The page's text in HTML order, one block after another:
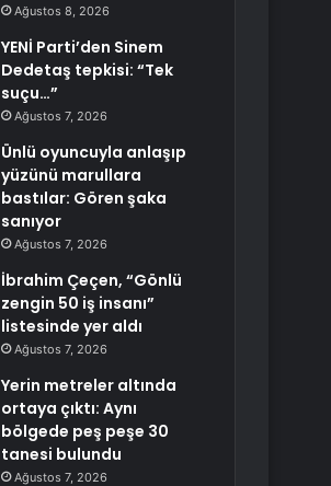
Ağustos 8, 2026
YENİ Parti’den Sinem
Dedetaş tepkisi: “Tek
suçu…”
Ağustos 7, 2026
Ünlü oyuncuyla anlaşıp
yüzünü marullara
bastılar: Gören şaka
sanıyor
Ağustos 7, 2026
İbrahim Çeçen, “Gönlü
zengin 50 iş insanı”
listesinde yer aldı
Ağustos 7, 2026
Yerin metreler altında
ortaya çıktı: Aynı
bölgede peş peşe 30
tanesi bulundu
Ağustos 7, 2026